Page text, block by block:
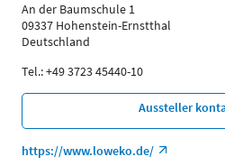
An der Baumschule 1
09337 Hohenstein-Ernstthal
Deutschland
Tel.: +49 3723 45440-10
Aussteller
https://www.loweko.de/